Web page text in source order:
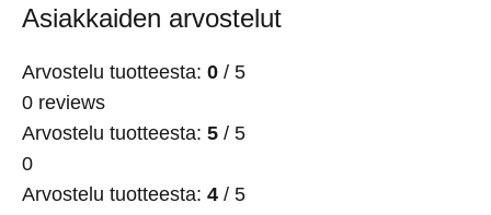
Asiakkaiden arvostelut
Arvostelu tuotteesta: 0 / 5
0 reviews
Arvostelu tuotteesta: 5 / 5
0
Arvostelu tuotteesta: 4 / 5